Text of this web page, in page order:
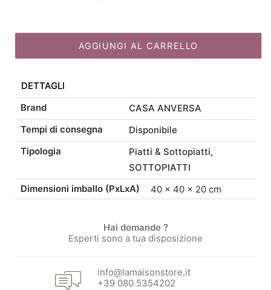
originale
22,50 €.
attuale
19,13 €.
AGGIUNGI AL CARRELLO
DETTAGLI
Brand
CASA ANVERSA
Tempi di consegna
Disponibile
Tipologia
Piatti & Sottopiatti,
SOTTOPIATTI
Dimensioni imballo (PxLxA)
40 × 40 × 20 cm
Hai domande ?
Esperti sono a tua disposizione
info@lamaisonstore.it
+39 080 5354202